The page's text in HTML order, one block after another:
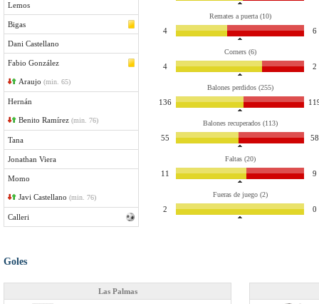
Lemos
Bigas
Dani Castellano
Fabio González
Araujo (min. 65)
Hernán
Benito Ramírez (min. 76)
Tana
Jonathan Viera
Momo
Javi Castellano (min. 76)
Calleri
Remates a puerta (10)
4 6
Corners (6)
4 2
Balones perdidos (255)
136
Balones recuperados (113)
55 58
Faltas (20)
11 9
Fueras de juego (2)
2 0
Goles
Las Palmas